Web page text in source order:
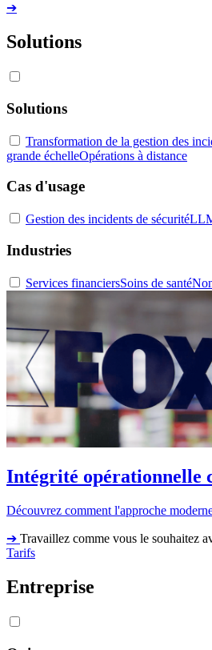
➔
Solutions
Solutions
Transformation de la gestion des
grande échelleOpérations à distance
Cas d'usage
Gestion des incidents de sécurité
Industries
Services financiersSoins de santé
Intégrité opérationnelle
Découvrez comment l'approche
➔ Travaillez comme vous le souhaitez
Tarifs
Entreprise